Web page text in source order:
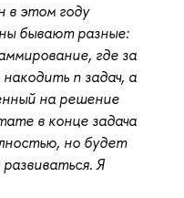
в этом году
бывают разные:
где за
n задач, а
на решение
в конце задача
но будет
Я